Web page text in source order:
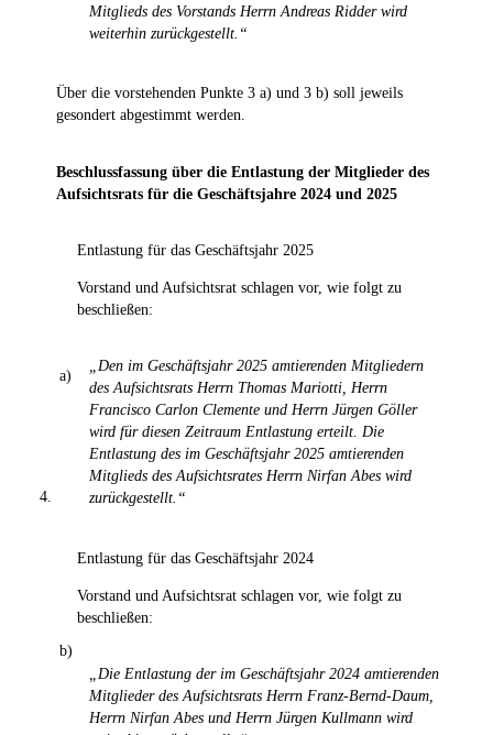
Mitglieds des Vorstands Herrn Andreas Ridder wird
weiterhin zurückgestellt.“
Über die vorstehenden Punkte 3 a) und 3 b) soll jeweils
gesondert abgestimmt werden.
4.
Beschlussfassung über die Entlastung der Mitglieder des
Aufsichtsrats für die Geschäftsjahre 2024 und 2025
a)
Entlastung für das Geschäftsjahr 2025
Vorstand und Aufsichtsrat schlagen vor, wie folgt zu
beschließen:
„Den im Geschäftsjahr 2025 amtierenden Mitgliedern
des Aufsichtsrats Herrn Thomas Mariotti, Herrn
Francisco Carlon Clemente und Herrn Jürgen Göller
wird für diesen Zeitraum Entlastung erteilt. Die
Entlastung des im Geschäftsjahr 2025 amtierenden
Mitglieds des Aufsichtsrates Herrn Nirfan Abes wird
zurückgestellt.“
b)
Entlastung für das Geschäftsjahr 2024
Vorstand und Aufsichtsrat schlagen vor, wie folgt zu
beschließen:
„Die Entlastung der im Geschäftsjahr 2024 amtierenden
Mitglieder des Aufsichtsrats Herrn Franz-Bernd-Daum,
Herrn Nirfan Abes und Herrn Jürgen Kullmann wird